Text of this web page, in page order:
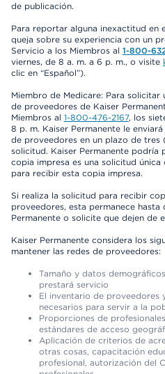
de publicación.
Para reportar alguna inexactitud en
queja sobre su experiencia con un
Servicio a los Miembros al 1-800-
viernes, de 8 a. m. a 6 p. m., o visite
clic en “Español”).
Miembro de Medicare: Para
de proveedores de Kaiser
Miembros al 1-800-476-2167, los
8 p. m. Kaiser Permanente le
de proveedores en un plazo de tres
solicitud. Kaiser Permanente podría
copia impresa es una solicitud
para recibir esta copia impresa.
Si realiza la solicitud para recibir
proveedores, esta permanece hasta
Permanente o solicite que dejen de
Kaiser Permanente considera los
mantener las redes de proveedores:
Tamaño y datos
prestará servicio
El inventario de
necesarios para servir a la
Proporciones de
estándares de acceso
Aplicación de criterios de
otras cosas, capacitación
profesional, autorización del